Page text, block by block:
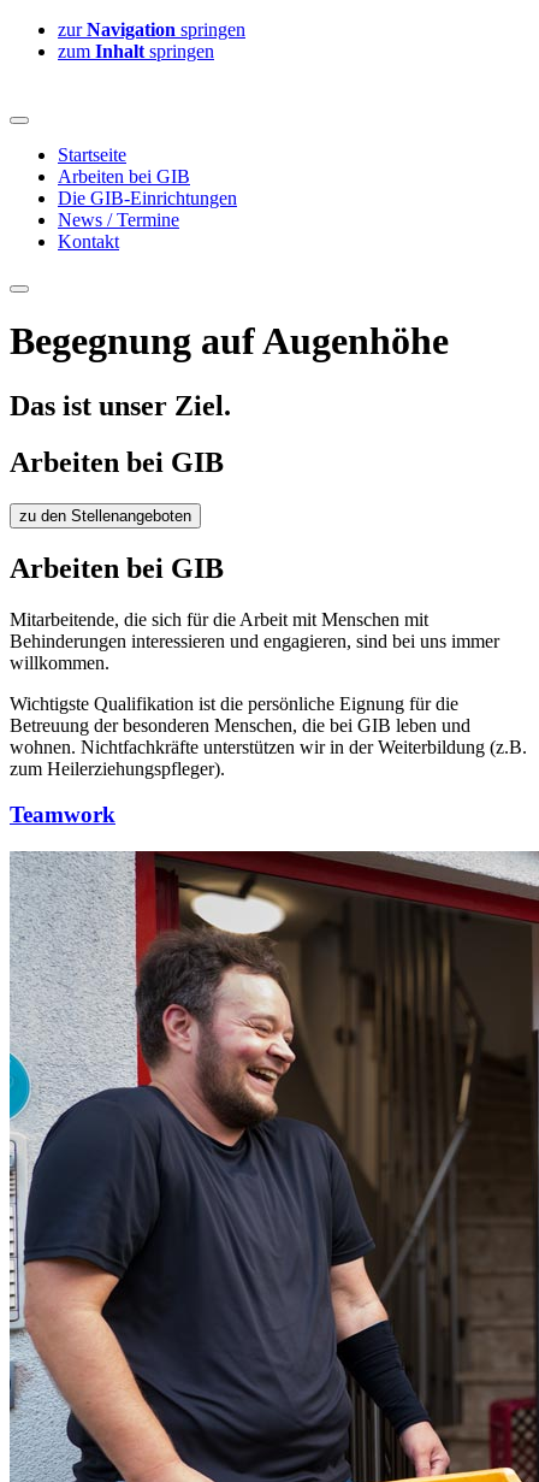
zurNavigation springen
zum Inhalt springen
Startseite
Arbeiten bei GIB
Die GIB-Einrichtungen
News / Termine
Kontakt
Begegnung auf Augenhöhe
Das ist unser Ziel.
Arbeiten bei GIB
zu den Stellenangeboten
Arbeiten bei GIB
Mitarbeitende, die sich für die Arbeit mit Menschen mit
Behinderungen interessieren und engagieren, sind bei uns immer
willkommen.
Wichtigste Qualifikation ist die persönliche Eignung für die
Betreuung der besonderen Menschen, die bei GIB leben und
wohnen. Nichtfachkräfte unterstützen wir in der Weiterbildung (z.B.
zum Heilerziehungspfleger).
Teamwork